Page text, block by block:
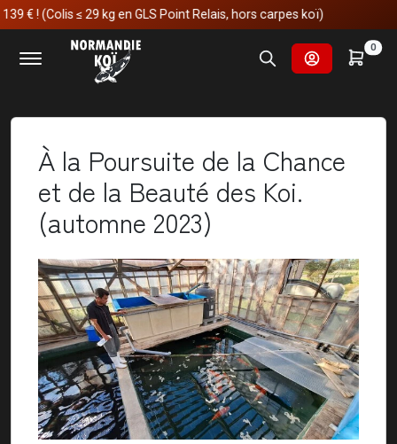
kg en GLS Point Relais, hors carpes koï)
0
Accueil
Nos voyages au japon
À la Poursuite de la Chance et de la Beauté des Koi. (automne
À la Poursuite de la Chance
et de la Beauté des Koi.
(automne 2023)